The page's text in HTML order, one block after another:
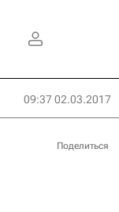
09:37 02.03.2017
Поделиться